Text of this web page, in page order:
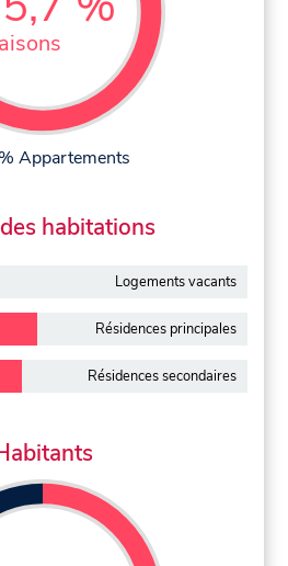
Appartements
habitations
Logements vacants
Résidences principales
Résidences secondaires